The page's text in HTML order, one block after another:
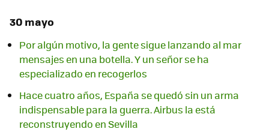
30 mayo
Por algún motivo, la gente sigue lanzando al mar
mensajes en una botella. Y un señor se ha
especializado en recogerlos
Hace cuatro años, España se quedó sin un arma
indispensable para la guerra. Airbus la está
reconstruyendo en Sevilla